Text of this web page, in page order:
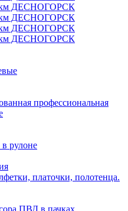
ДЕСНОГОРСК
ДЕСНОГОРСК
ДЕСНОГОРСК
ДЕСНОГОРСК
профессиональная
рулоне
платочки, полотенца.
ПВД в пачках